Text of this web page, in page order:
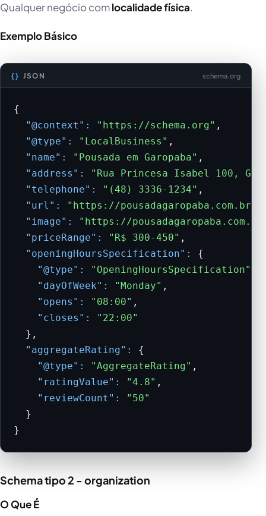
Qualquer negócio comlocalidade física.
Exemplo Básico
JSON schema.org
{
"@context":
"https://schema.org" ,
"@type":
"LocalBusiness" ,
"name":
"Pousada em Garopaba" ,
"address":
"Rua Princesa Isabel 100,
"telephone":
"(48) 3336-1234" ,
"url":
"https://pousadagaropaba.com.br"
"image":
"https://
"priceRange":
"R$ 300-450" ,
"openingHoursSpecification":
{
"@type":
"OpeningHoursSpecification"
"dayOfWeek":
"Monday" ,
"opens":
"08:00" ,
"closes":
"22:00"
  },
"aggregateRating":
{
"@type":
"AggregateRating" ,
"ratingValue":
"4.8" ,
"reviewCount":
"50"
  }
}
Schema tipo 2 - organization
O Que É